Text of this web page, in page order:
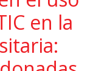
en la